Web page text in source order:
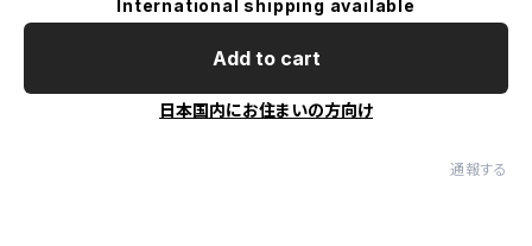
International shipping available
Add to cart
日本国内にお住まいの方向け
通報する